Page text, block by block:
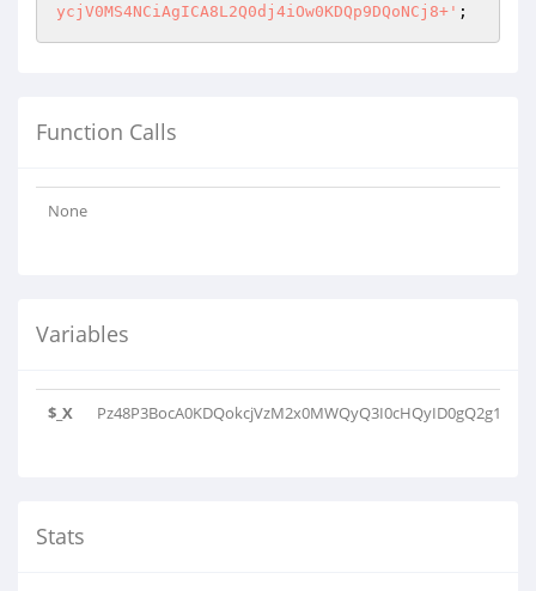
ycjV0MS4NCiAgICA8L2Q0dj4iOw0KDQp9DQoNCj8+' ;
Function Calls
None
Variables
$_X
Stats